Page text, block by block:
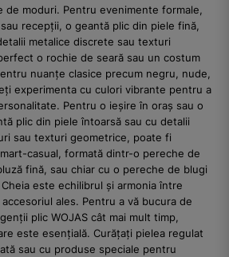
moduri. Pentru evenimente formale,
recepții, o geantă plic din piele fină,
metalice discrete sau texturi
o rochie de seară sau un costum
nuanțe clasice precum negru, nude,
experimenta cu culori vibrante pentru a
Pentru o ieșire în oraș sau o
plic din piele întoarsă sau cu detalii
sau texturi geometrice, poate fi
casual, formată dintr-o pereche de
fină, sau chiar cu o pereche de blugi
este echilibrul și armonia între
ales. Pentru a vă bucura de
plic WOJAS cât mai mult timp,
este esențială. Curățați pielea regulat
sau cu produse speciale pentru